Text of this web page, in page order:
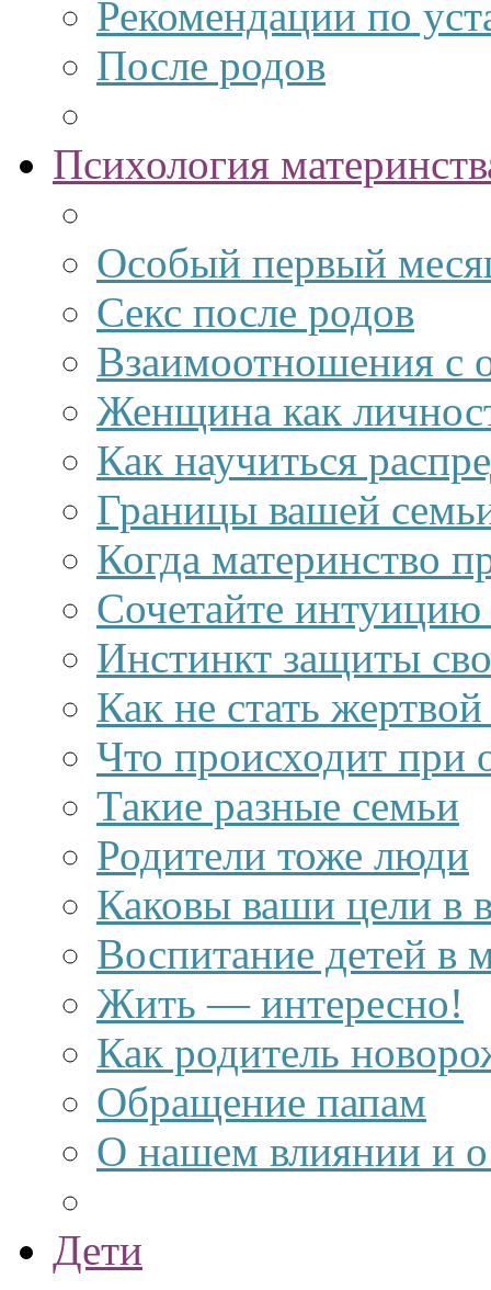
Рекомендации по
После родов
Психология
Особый первый
Секс после родов
Взаимоотношения
Женщина как
Как научиться
Границы вашей
Когда материнство
Сочетайте
Инстинкт защиты
Как не стать
Что происходит при
Такие разные семьи
Родители тоже люди
Каковы ваши цели в
Воспитание детей
Жить — интересно!
Как родитель
Обращение папам
О нашем влиянии и о
Дети